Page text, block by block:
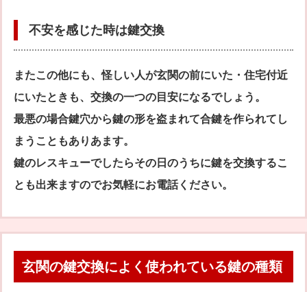
不安を感じた時は鍵交換
またこの他にも、怪しい人が玄関の前にいた・住宅付近
にいたときも、交換の一つの目安になるでしょう。
最悪の場合鍵穴から鍵の形を盗まれて合鍵を作られてし
まうこともありあます。
鍵のレスキューでしたらその日のうちに鍵を交換するこ
とも出来ますのでお気軽にお電話ください。
玄関の鍵交換によく使われている鍵の種類